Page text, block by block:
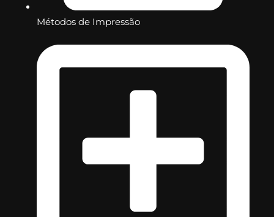
Métodos de Impressão